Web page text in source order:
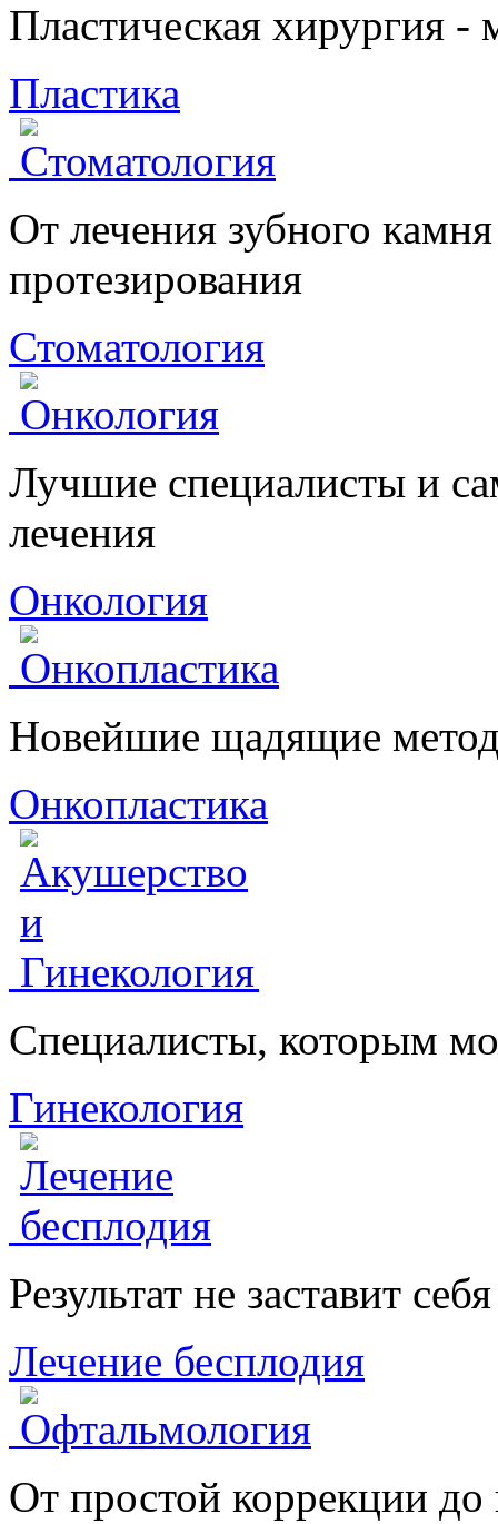
Пластическая хирургия -
Пластика
От лечения зубного
протезирования
Стоматология
Лучшие специалисты и
лечения
Онкология
Новейшие щадящие
Онкопластика
Специалисты, которым
Гинекология
Результат не заставит
Лечение бесплодия
От простой коррекции до